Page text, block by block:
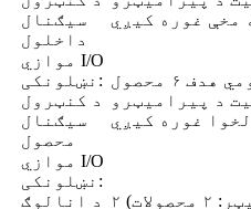
سیګنال
داخلول
موازي I/O
نښلونکی:
د کنټرول
سیګنال
محصول
هدف ۶ محصول
د پیرامیټرو
موازي I/O
نښلونکی:
د انالوګ